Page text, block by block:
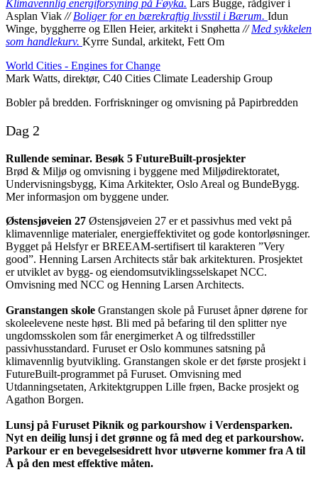
Klimavennlig energiforsyning på Føyka. Lars Bugge, rådgiver i
Asplan Viak//Boliger for en bærekraftig livsstil i Bærum. Idun
Winge, byggherre og Ellen Heier, arkitekt i Snøhetta//Med sykkelen
som handlekurv. Kyrre Sundal, arkitekt, Fett Om
World Cities - Engines for Change
Mark Watts, direktør, C40 Cities Climate Leadership Group
Bobler på bredden. Forfriskninger og omvisning på Papirbredden
Dag 2
Rullende seminar. Besøk 5 FutureBuilt-prosjekter
Brød & Miljø og omvisning i byggene med Miljødirektoratet,
Undervisningsbygg, Kima Arkitekter, Oslo Areal og BundeBygg.
Mer informasjon om byggene under.
Østensjøveien 27 Østensjøveien 27 er et passivhus med vekt på
klimavennlige materialer, energieffektivitet og gode kontorløsninger.
Bygget på Helsfyr er BREEAM-sertifisert til karakteren ”Very
good”. Henning Larsen Architects står bak arkitekturen. Prosjektet
er utviklet av bygg- og eiendomsutviklingsselskapet NCC.
Omvisning med NCC og Henning Larsen Architects.
Granstangen skole Granstangen skole på Furuset åpner dørene for
skoleelevene neste høst. Bli med på befaring til den splitter nye
ungdomsskolen som får energimerket A og tilfredsstiller
passivhusstandard. Furuset er Oslo kommunes satsning på
klimavennlig byutvikling. Granstangen skole er det første prosjekt i
FutureBuilt-programmet på Furuset. Omvisning med
Utdanningsetaten, Arkitektgruppen Lille frøen, Backe prosjekt og
Agathon Borgen.
Lunsj på Furuset Piknik og parkourshow i Verdensparken.
Nyt en deilig lunsj i det grønne og få med deg et parkourshow.
Parkour er en bevegelsesidrett hvor utøverne kommer fra A til
Å på den mest effektive måten.